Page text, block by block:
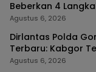
Beberkan 4
Agustus 6, 2026
Dirlantas Polda
Terbaru: Kabgor
Agustus 6, 2026